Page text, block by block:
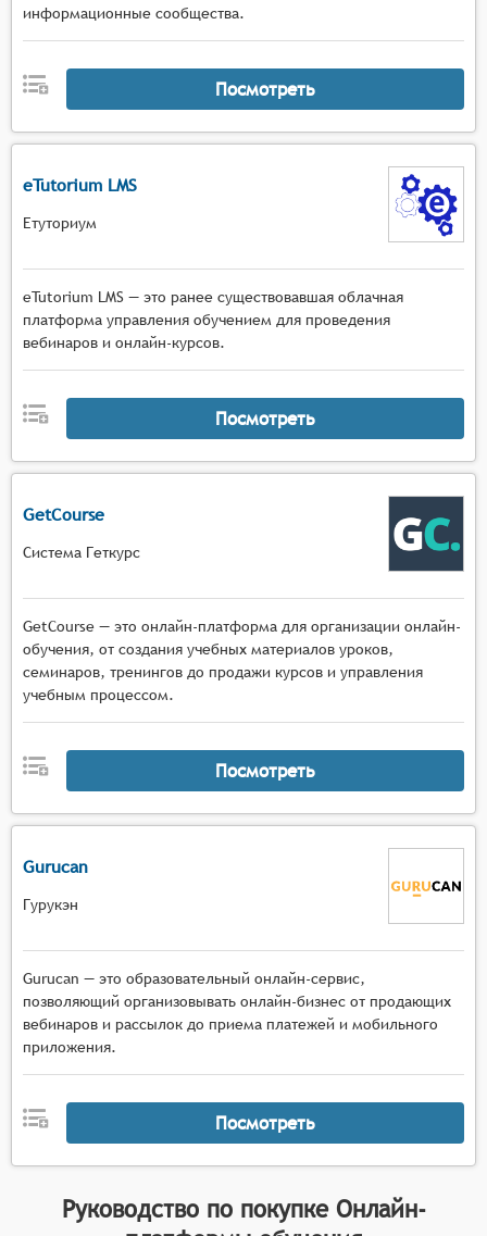
информационные сообщества.
Посмотреть
eTutorium LMS
Етуториум
eTutorium LMS — это ранее существовавшая облачная
платформа управления обучением для проведения
вебинаров и онлайн-курсов.
Посмотреть
GetCourse
Система Геткурс
GetCourse — это онлайн-платформа для организации онлайн-
обучения, от создания учебных материалов уроков,
семинаров, тренингов до продажи курсов и управления
учебным процессом.
Посмотреть
Gurucan
Гурукэн
Gurucan — это образовательный онлайн-сервис,
позволяющий организовывать онлайн-бизнес от продающих
вебинаров и рассылок до приема платежей и мобильного
приложения.
Посмотреть
Руководство по покупке Онлайн-